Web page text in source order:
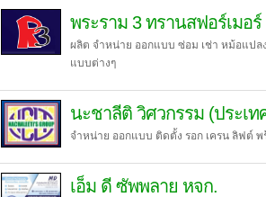
พระราม 3 ทรานสฟอร์เมอร์
ผลิต จำหน่าย ออกแบบ ซ่อม เช่า หม้อแปล
แบบต่างๆ
นะชาลีติ วิศวกรรม (ประเท
จำหน่าย ออกแบบ ติดตั้ง รอก เครน ลิฟต์ พ
เอ็ม ดี ซัพพลาย หจก.